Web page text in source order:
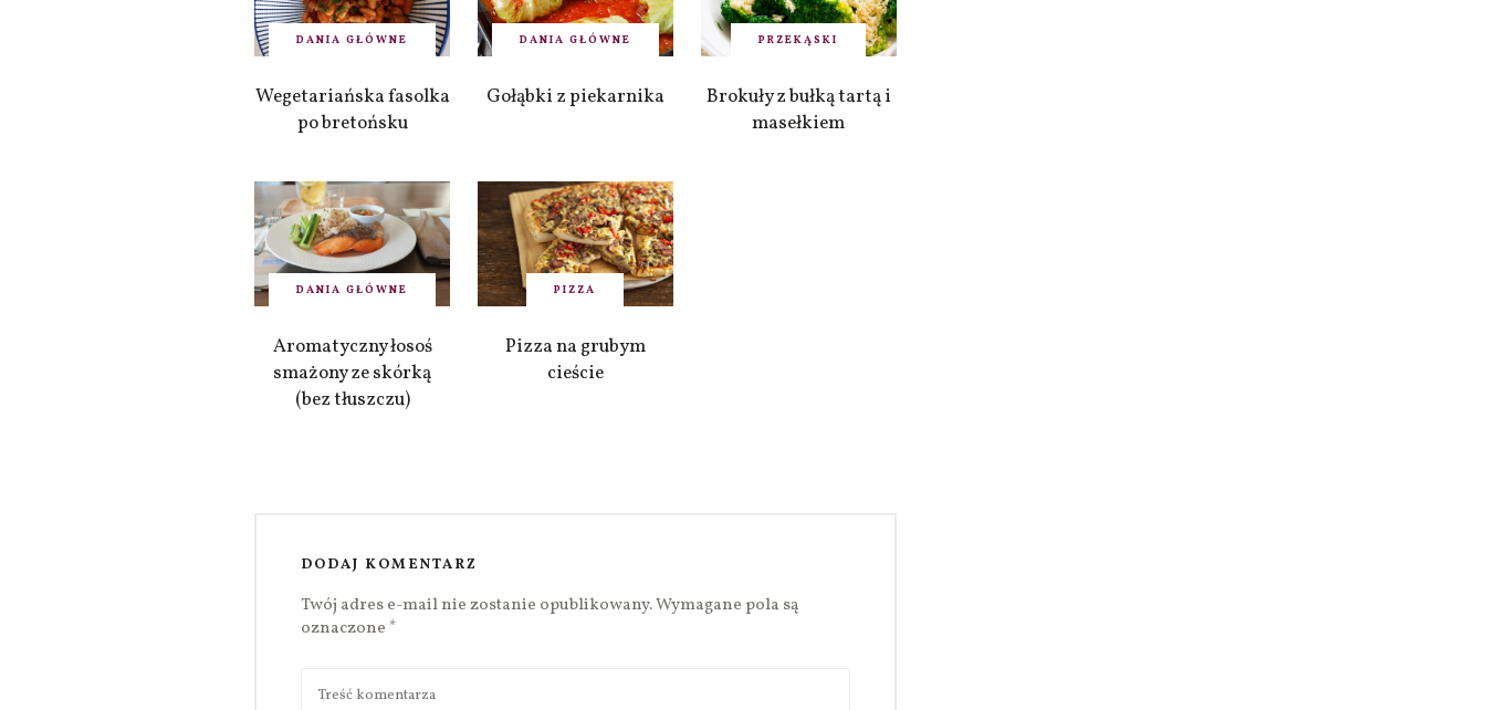
DANIA GŁÓWNE
Wegetariańska fasolka
po bretońsku
DANIA GŁÓWNE
Gołąbki z piekarnika
PRZEKĄSKI
Brokuły z bułką tartą i
masełkiem
DANIA GŁÓWNE
Aromatyczny łosoś
smażony ze skórką
(bez tłuszczu)
PIZZA
Pizza na grubym
cieście
DODAJ KOMENTARZ
Twój adres e-mail nie zostanie opublikowany.Wymagane pola są
oznaczone *